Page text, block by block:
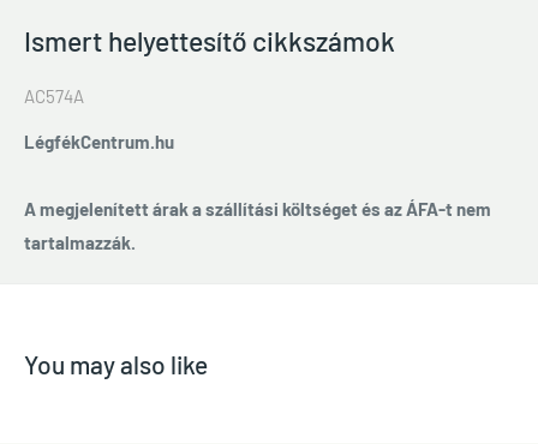
Ismert helyettesítő cikkszámok
AC574A
LégfékCentrum.hu
A megjelenített árak a szállítási költséget és az ÁFA-t nem
tartalmazzák.
You may also like